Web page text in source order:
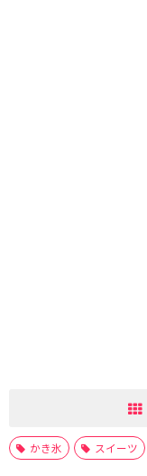
かき氷 スイーツ